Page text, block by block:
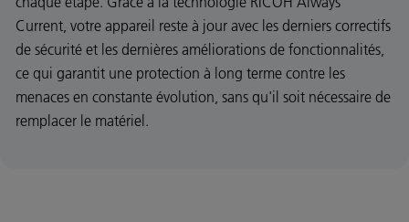
Current, votre appareil reste à jour avec les derniers correctifs
de sécurité et les dernières améliorations de fonctionnalités,
ce qui garantit une protection à long terme contre les
menaces en constante évolution, sans qu'il soit nécessaire de
remplacer le matériel.